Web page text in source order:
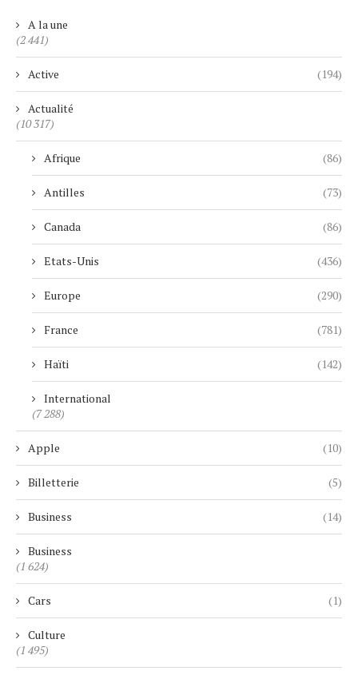
A la une
(2 441)
Active (194)
Actualité
(10 317)
Afrique (86)
Antilles (73)
Canada (86)
Etats-Unis (436)
Europe (290)
France (781)
Haïti (142)
International
(7 288)
Apple (10)
Billetterie (5)
Business (14)
Business
(1 624)
Cars (1)
Culture
(1 495)